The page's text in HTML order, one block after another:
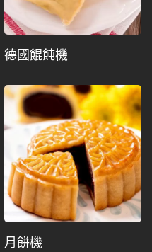
德國餛飩機
月餅機